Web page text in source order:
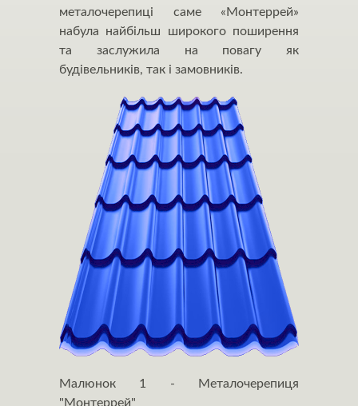
металочерепиці саме «Монтеррей»
набула найбільш широкого поширення
та заслужила на повагу як
будівельників, так і замовників.
Малюнок 1 - Металочерепиця
"Монтеррей"